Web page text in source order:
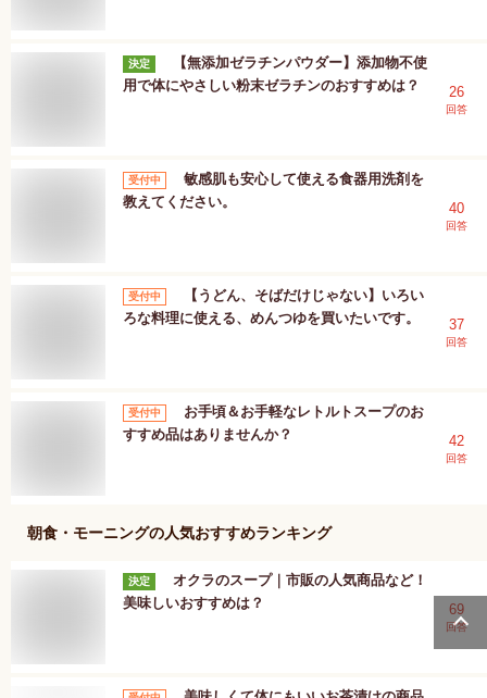
決定
【無添加ゼラチンパウダー】添加物不使
用で体にやさしい粉末ゼラチンのおすすめは？
26
回答
受付中
敏感肌も安心して使える食器用洗剤を
教えてください。
40
回答
受付中
【うどん、そばだけじゃない】いろい
ろな料理に使える、めんつゆを買いたいです。
37
回答
受付中
お手頃＆お手軽なレトルトスープのお
すすめ品はありませんか？
42
回答
朝食・モーニングの人気おすすめランキング
決定
オクラのスープ｜市販の人気商品など！
美味しいおすすめは？
69
回答